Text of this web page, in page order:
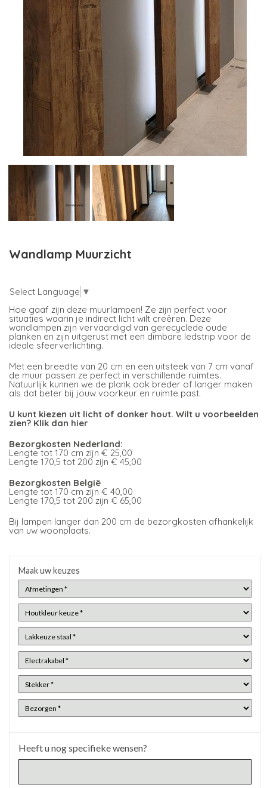
Wandlamp Muurzicht
Select Language ▼
Hoe gaaf zijn deze muurlampen! Ze zijn perfect voor
situaties waarin je indirect licht wilt creëren. Deze
wandlampen zijn vervaardigd van gerecyclede oude
planken en zijn uitgerust met een dimbare ledstrip voor de
ideale sfeerverlichting.
Met een breedte van 20 cm en een uitsteek van 7 cm vanaf
de muur passen ze perfect in verschillende ruimtes.
Natuurlijk kunnen we de plank ook breder of langer maken
als dat beter bij jouw voorkeur en ruimte past.
U kunt kiezen uit licht of donker hout. Wilt u voorbeelden
zien? Klik dan hier
Bezorgkosten Nederland:
Lengte tot 170 cm zijn € 25,00
Lengte 170,5 tot 200 zijn € 45,00
Bezorgkosten België
Lengte tot 170 cm zijn € 40,00
Lengte 170,5 tot 200 zijn € 65,00
Bij lampen langer dan 200 cm de bezorgkosten afhankelijk
van uw woonplaats.
Maak uw keuzes
Heeft u nog specifieke wensen?